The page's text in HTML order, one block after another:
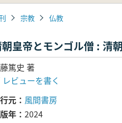
宗教 仏教
皇帝とモンゴル僧 : 清
篤史 著
レビューを書く
元
風間書房
年
2024